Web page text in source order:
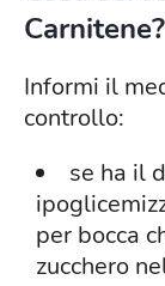
Carnitene?
Informi il
controllo:
se ha il
per bocca
zucchero